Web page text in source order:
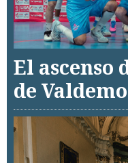
El ascenso
de